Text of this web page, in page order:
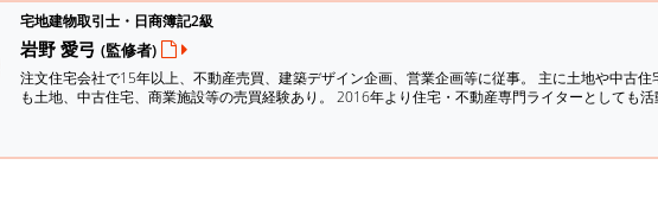
宅地建物取引士・日商簿記2級
岩野 愛弓 (監修者)
注文住宅会社で15年以上、不動産売買、建築デザイン企画、営業企画等に従事。 主に土地や中古住
も土地、中古住宅、商業施設等の売買経験あり。 2016年より住宅・不動産専門ライターとしても